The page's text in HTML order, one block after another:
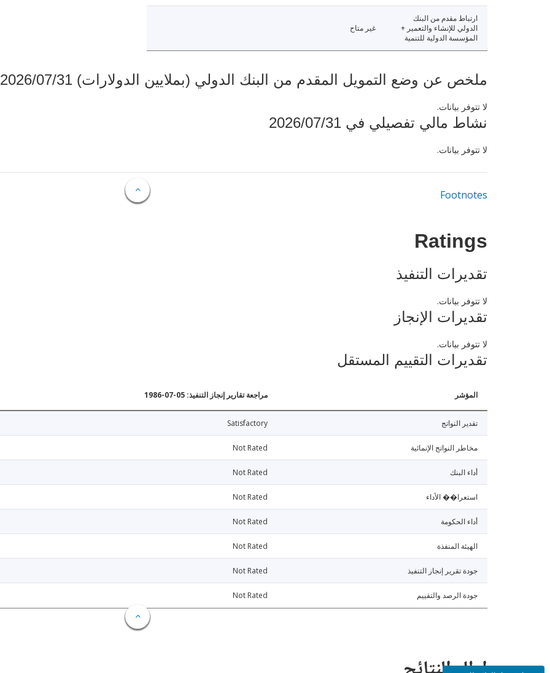
ارتباط مقدم من البنك
الدولي للإنشاء والتعمير +
المؤسسة الدولية للتنمية
غير متاح
ملخص عن وضع التمويل المقدم من البنك الدولي (بملايين الدولارات) 2026/07/31
لا تتوفر بيانات.
نشاط مالي تفصيلي في 2026/07/31
لا تتوفر بيانات.
Footnotes
Ratings
تقديرات التنفيذ
لا تتوفر بيانات.
تقديرات الإنجاز
لا تتوفر بيانات.
تقديرات التقييم المستقل
المؤشر مراجعة تقارير إنجاز التنفيذ: 05-07-1986
تقدير النواتج Satisfactory
مخاطر النواتج الإنمائية Not Rated
أداء البنك Not Rated
استعرا�� الأداء Not Rated
أداء الحكومة Not Rated
الهيئة المنفذة Not Rated
جودة تقرير إنجاز التنفيذ Not Rated
جودة الرصد والتقييم Not Rated